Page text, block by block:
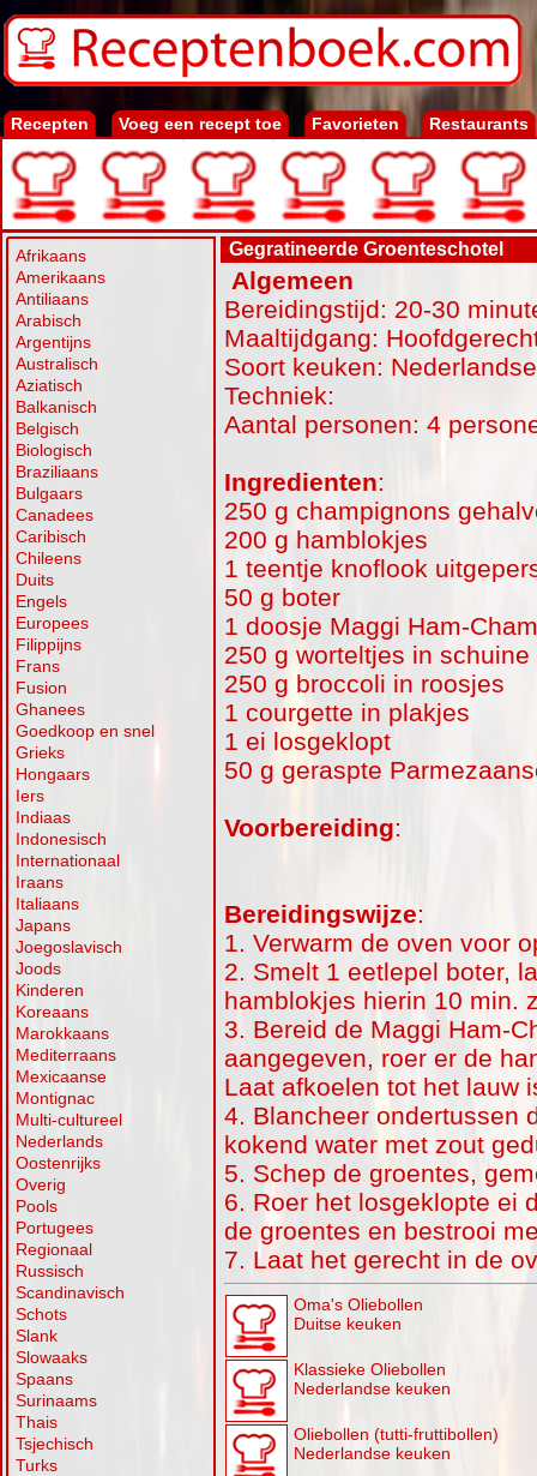
Recepten Voeg een recept toe Favorieten Restaurants
Afrikaans
Amerikaans
Antiliaans
Arabisch
Argentijns
Australisch
Aziatisch
Balkanisch
Belgisch
Biologisch
Braziliaans
Bulgaars
Canadees
Caribisch
Chileens
Duits
Engels
Europees
Filippijns
Frans
Fusion
Ghanees
Goedkoop en snel
Grieks
Hongaars
Iers
Indiaas
Indonesisch
Internationaal
Iraans
Italiaans
Japans
Joegoslavisch
Joods
Kinderen
Koreaans
Marokkaans
Mediterraans
Mexicaanse
Montignac
Multi-cultureel
Nederlands
Oostenrijks
Overig
Pools
Portugees
Regionaal
Russisch
Scandinavisch
Schots
Slank
Slowaaks
Spaans
Surinaams
Thais
Tsjechisch
Turks
Gegratineerde Groenteschotel
Algemeen
Bereidingstijd: 20-30
Maaltijdgang:
Soort keuken:
Techniek:
Aantal personen: 4
Ingredienten:
250 g champignons
200 g hamblokjes
1 teentje knoflook
50 g boter
1 doosje Maggi Ham-
250 g worteltjes in
250 g broccoli in roosjes
1 courgette in plakjes
1 ei losgeklopt
50 g geraspte
Voorbereiding:
Bereidingswijze:
1. Verwarm de oven voor
2. Smelt 1 eetlepel boter,
hamblokjes hierin 10 min.
3. Bereid de Maggi Ham-
aangegeven, roer er de
Laat afkoelen tot het lauw
4. Blancheer ondertussen
kokend water met zout
5. Schep de groentes,
6. Roer het losgeklopte ei
de groentes en bestrooi
7. Laat het gerecht in de
Oma's Oliebollen
Duitse keuken
Klassieke Oliebollen
Nederlandse keuken
Oliebollen (tutti-fruttibollen)
Nederlandse keuken